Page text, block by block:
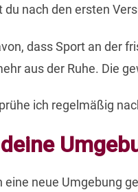
du nach den ersten
dass Sport an der
aus der Ruhe. Die
ich regelmäßig
neue Umgebung